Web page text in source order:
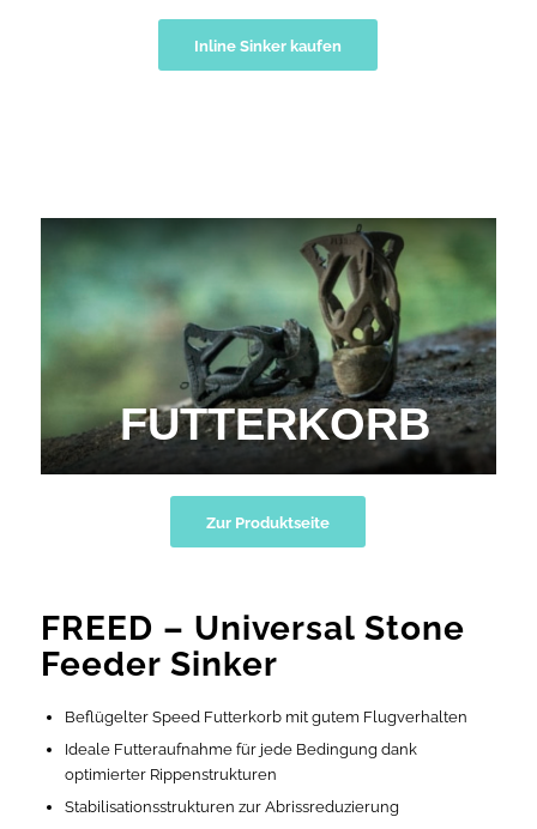
Inline Sinker kaufen
FUTTERKORB
Zur Produktseite
FREED – Universal Stone
Feeder Sinker
Beflügelter Speed Futterkorb mit gutem Flugverhalten
Ideale Futteraufnahme für jede Bedingung dank
optimierter Rippenstrukturen
Stabilisationsstrukturen zur Abrissreduzierung